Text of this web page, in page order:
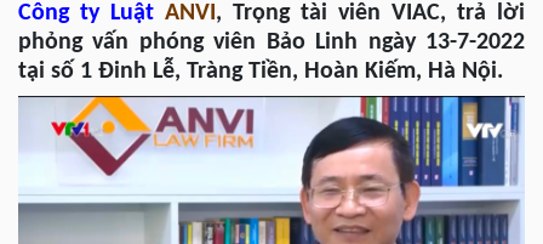
Công ty Luật ANVI, Trọng tài viên VIAC, trả lời
phỏng vấn phóng viên Bảo Linh ngày 13-7-2022
tại số 1 Đinh Lễ, Tràng Tiền, Hoàn Kiếm, Hà Nội.